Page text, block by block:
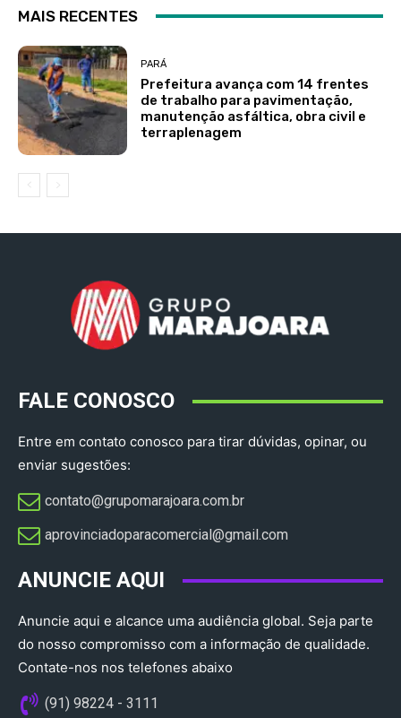
MAIS RECENTES
PARÁ
Prefeitura avança com 14 frentes
de trabalho para pavimentação,
manutenção asfáltica, obra civil e
terraplenagem
FALE CONOSCO
Entre em contato conosco para tirar dúvidas, opinar, ou
enviar sugestões:
contato@grupomarajoara.com.br
aprovinciadoparacomercial@gmail.com​
ANUNCIE AQUI
Anuncie aqui e alcance uma audiência global. Seja parte
do nosso compromisso com a informação de qualidade.
Contate-nos nos telefones abaixo
(91) 98224 - 3111